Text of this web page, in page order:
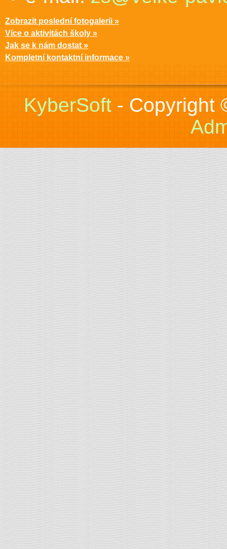
Zobrazit poslední fotogalerii »
Více o aktivitách školy »
Jak se k nám dostat »
Kompletní kontaktní informace »
KyberSoft- Copyright